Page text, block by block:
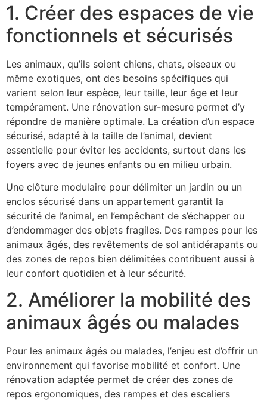
1. Créer des espaces de vie
fonctionnels et sécurisés
Les animaux, qu’ils soient chiens, chats, oiseaux ou
même exotiques, ont des besoins spécifiques qui
varient selon leur espèce, leur taille, leur âge et leur
tempérament. Une rénovation sur-mesure permet d’y
répondre de manière optimale. La création d’un espace
sécurisé, adapté à la taille de l’animal, devient
essentielle pour éviter les accidents, surtout dans les
foyers avec de jeunes enfants ou en milieu urbain.
Une clôture modulaire pour délimiter un jardin ou un
enclos sécurisé dans un appartement garantit la
sécurité de l’animal, en l’empêchant de s’échapper ou
d’endommager des objets fragiles. Des rampes pour les
animaux âgés, des revêtements de sol antidérapants ou
des zones de repos bien délimitées contribuent aussi à
leur confort quotidien et à leur sécurité.
2. Améliorer la mobilité des
animaux âgés ou malades
Pour les animaux âgés ou malades, l’enjeu est d’offrir un
environnement qui favorise mobilité et confort. Une
rénovation adaptée permet de créer des zones de
repos ergonomiques, des rampes et des escaliers